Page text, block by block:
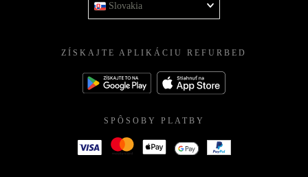
Slovakia
ZÍSKAJTE APLIKÁCIU REFURBED
SPÔSOBY PLATBY